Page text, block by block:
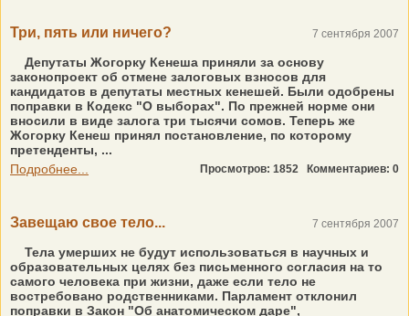
Три, пять или ничего? 7 сентября 2007
Депутаты Жогорку Кенеша приняли за основу
законопроект об отмене залоговых взносов для
кандидатов в депутаты местных кенешей. Были одобрены
поправки в Кодекс "О выборах". По прежней норме они
вносили в виде залога три тысячи сомов. Теперь же
Жогорку Кенеш принял постановление, по которому
претенденты, ...
Подробнее...
Просмотров: 1852 Комментариев: 0
Завещаю свое тело... 7 сентября 2007
Тела умерших не будут использоваться в научных и
образовательных целях без письменного согласия на то
самого человека при жизни, даже если тело не
востребовано родственниками. Парламент отклонил
поправки в Закон "Об анатомическом даре",